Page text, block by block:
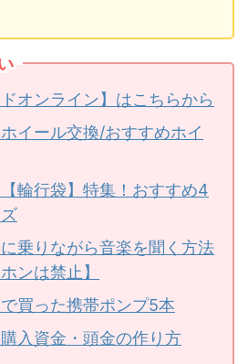
ドオンライン】はこちらから
イール交換/おすすめホイ
輪行袋】特集！おすすめ4
乗りながら音楽を聞く方法
ンは禁止】
買った携帯ポンプ5本
入資金・頭金の作り方